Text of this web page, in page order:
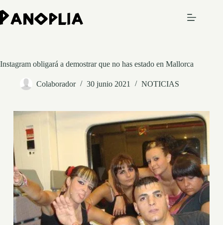
al
contenido
Instagram obligará a demostrar que no has estado en Mallorca
Colaborador 30 junio 2021 NOTICIAS